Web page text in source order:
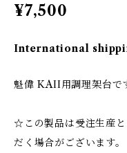
¥7,500
International
魁偉 KAII用調理架台で
☆この製品は受注生産
だく場合がございます。